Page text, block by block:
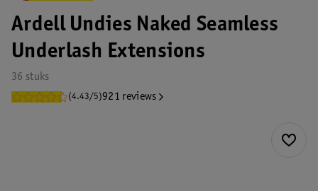
Ardell Undies Naked Seamless
Underlash Extensions
36 stuks
(4.43/5)921 reviews